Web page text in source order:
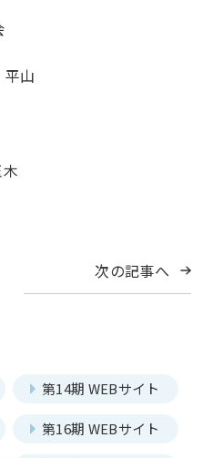
平山
次の記事へ
第14期 WEBサイト
第16期 WEBサイト